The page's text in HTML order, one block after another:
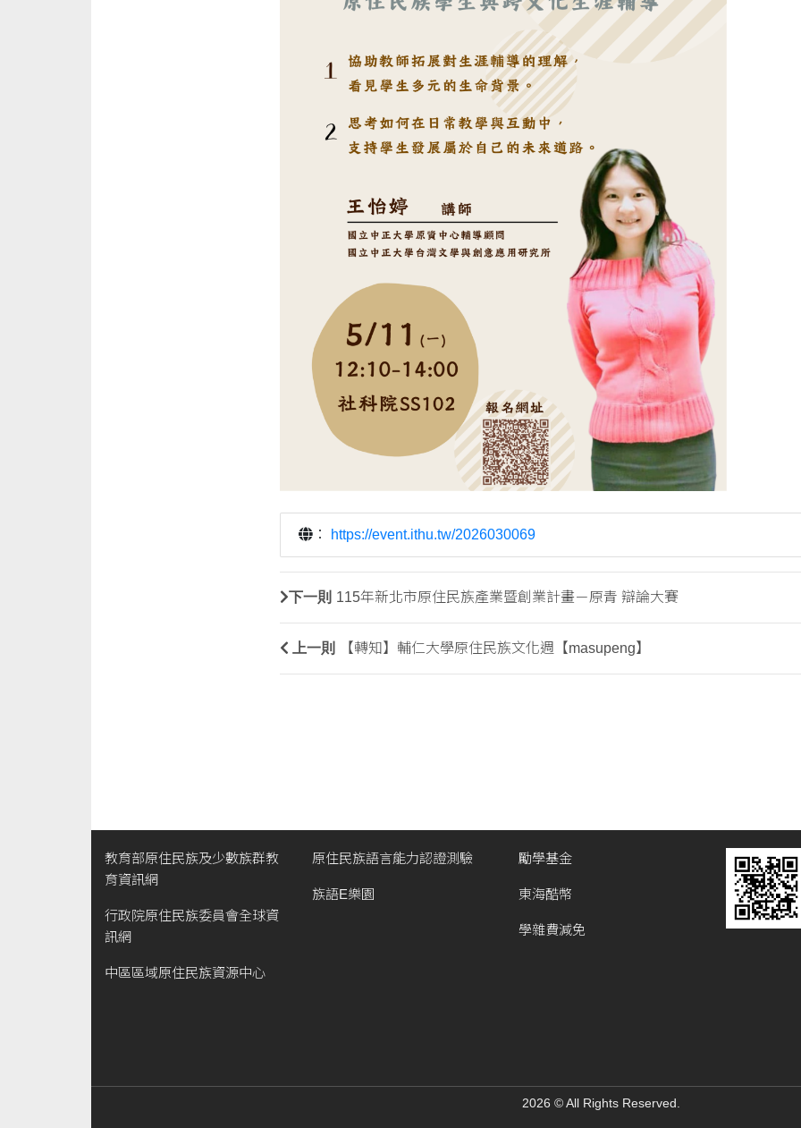
： https://event.ithu.tw/2026030069
下一則 115年新北市原住民族產業暨創業計畫－原青 辯論大賽
上一則 【轉知】輔仁大學原住民族文化週【masupeng】
教育部原住民族及少數族群教
育資訊網
行政院原住民族委員會全球資
訊網
中區區域原住民族資源中心
原住民族語言能力認證測驗
族語E樂園
勵學基金
東海酷幣
學雜費減免
2026 © All Rights Reserved.